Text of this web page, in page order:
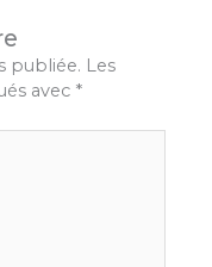
publiée. Les
avec *